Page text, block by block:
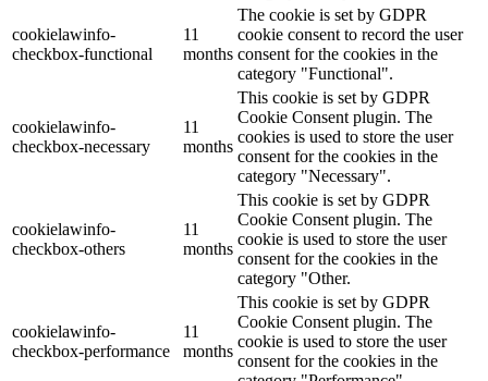
cookielawinfo-
checkbox-functional
11
months
The cookie is set by GDPR
cookie consent to record the user
consent for the cookies in the
category "Functional".
cookielawinfo-
checkbox-necessary
11
months
This cookie is set by GDPR
Cookie Consent plugin. The
cookies is used to store the user
consent for the cookies in the
category "Necessary".
cookielawinfo-
checkbox-others
11
months
This cookie is set by GDPR
Cookie Consent plugin. The
cookie is used to store the user
consent for the cookies in the
category "Other.
cookielawinfo-
checkbox-performance
11
months
This cookie is set by GDPR
Cookie Consent plugin. The
cookie is used to store the user
consent for the cookies in the